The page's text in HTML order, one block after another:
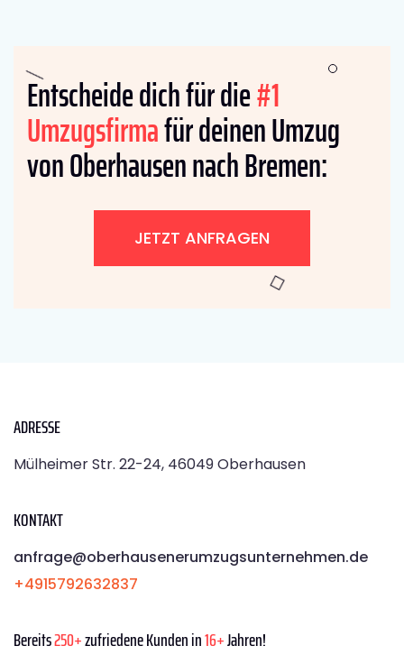
Entscheide dich für die#1
Umzugsfirmafür deinen Umzug
von Oberhausen nach Bremen:
JETZT ANFRAGEN
ADRESSE
Mülheimer Str. 22-24, 46049 Oberhausen
KONTAKT
anfrage@oberhausenerumzugsunternehmen.de
+4915792632837
Bereits250+zufriedene Kunden in16+Jahren!